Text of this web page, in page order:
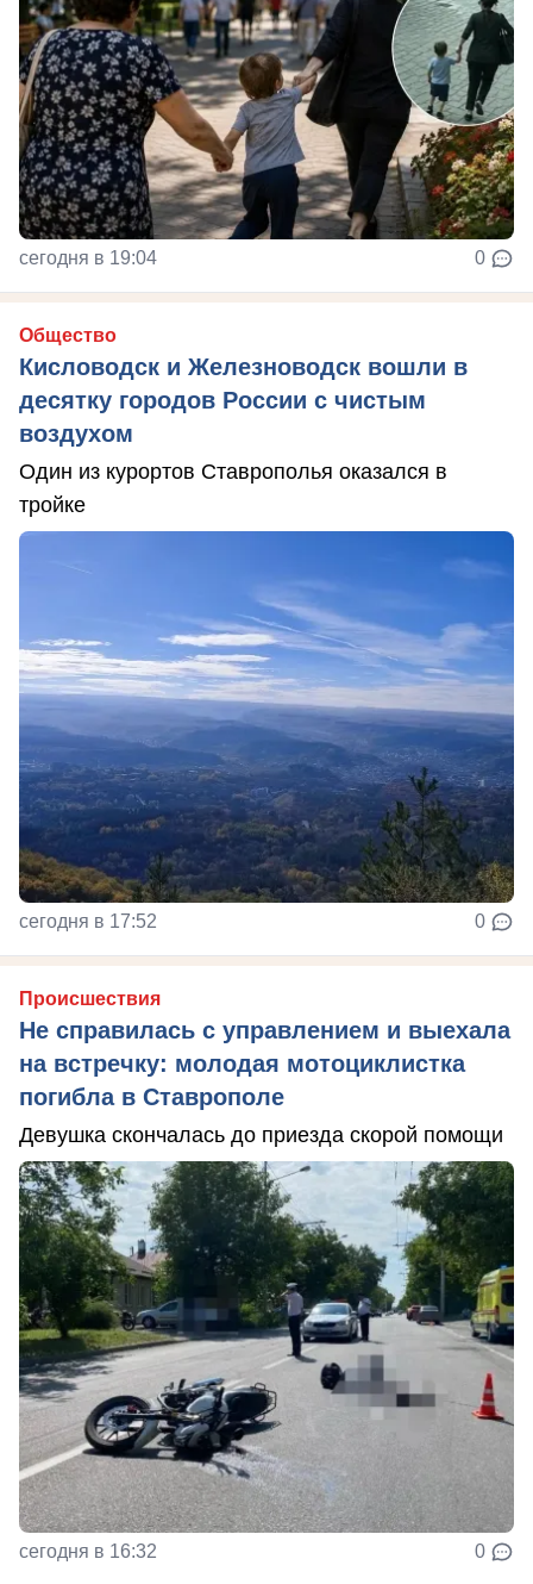
сегодня в 19:04 0
Общество
Кисловодск и Железноводск вошли в
десятку городов России с чистым
воздухом
Один из курортов Ставрополья оказался в
тройке
сегодня в 17:52 0
Происшествия
Не справилась с управлением и выехала
на встречку: молодая мотоциклистка
погибла в Ставрополе
Девушка скончалась до приезда скорой помощи
сегодня в 16:32 0